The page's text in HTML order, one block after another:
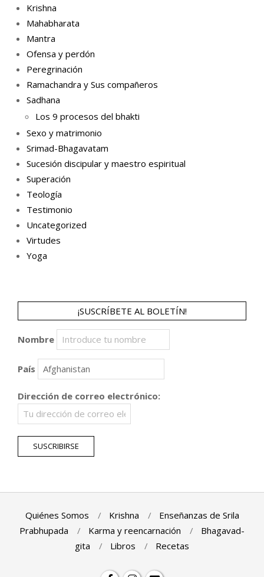
Krishna
Mahabharata
Mantra
Ofensa y perdón
Peregrinación
Ramachandra y Sus compañeros
Sadhana
Los 9 procesos del bhakti
Sexo y matrimonio
Srimad-Bhagavatam
Sucesión discipular y maestro espiritual
Superación
Teología
Testimonio
Uncategorized
Virtudes
Yoga
¡SUSCRÍBETE AL BOLETÍN!
Nombre
País
Dirección de correo electrónico:
Quiénes Somos Krishna
Enseñanzas de Srila
Prabhupada
Karma y reencarnación
Bhagavad-
gita
Libros Recetas